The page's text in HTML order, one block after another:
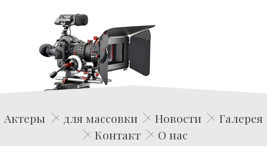
Edwin Film Agencja Aktorska
Актеры для массовки Новости
Галерея
Контакт
О нас